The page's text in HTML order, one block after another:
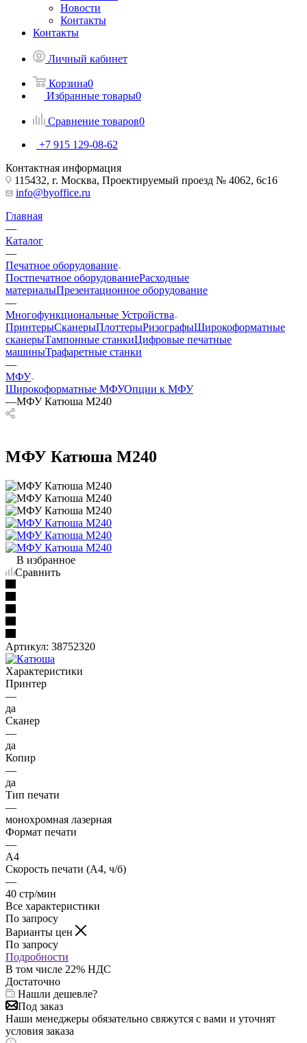
Новости
Контакты
Контакты
Личный кабинет
Корзина0
Избранные товары0
Сравнение товаров0
+7 915 129-08-62
Контактная информация
115432, г. Москва, Проектируемый проезд № 4062, 6с16
info@byoffice.ru
Главная
—
Каталог
—
Печатное оборудование
Постпечатное оборудованиеРасходные
материалыПрезентационное оборудование
—
Многофункциональные Устройства
ПринтерыСканерыПлоттерыРизографыШирокоформатные
сканерыТампонные станкиЦифровые печатные
машиныТрафаретные станки
—
МФУ
Широкоформатные МФУОпции к МФУ
—МФУ Катюша М240
МФУ Катюша М240
В избранное
Сравнить
Артикул: 38752320
Характеристики
Принтер
—
да
Сканер
—
да
Копир
—
да
Тип печати
—
монохромная лазерная
Формат печати
—
A4
Скорость печати (А4, ч/б)
—
40 стр/мин
Все характеристики
По запросу
Варианты цен
По запросу
Подробности
В том числе 22% НДС
Достаточно
Нашли дешевле?
Под заказ
Наши менеджеры обязательно свяжутся с вами и уточнят
условия заказа